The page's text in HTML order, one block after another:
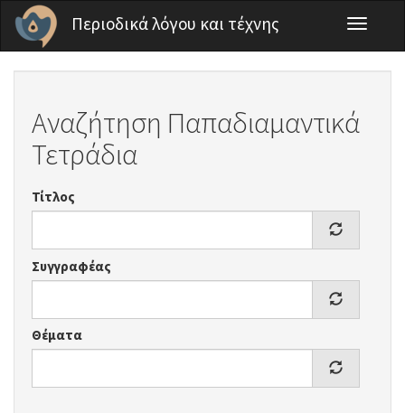
Παράκαμψη προς το κυρίως περιεχόμενο
Περιοδικά λόγου και τέχνης
Toggle
Αναζήτηση Παπαδιαμαντικά
Τετράδια
Τίτλος
Συγγραφέας
Θέματα